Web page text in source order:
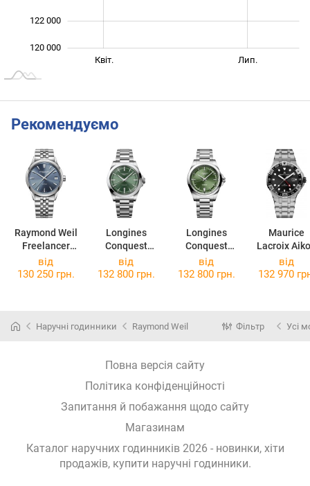
120 000
122 000
Лип.
Квіт.
Рекомендуємо
Raymond Weil
Freelancer
2741-ST-50001
Longines
Conquest
L3.830.4.02.6
Longines
Conquest
L3.720.4.02.6
Maurice
Lacroix
Venturer
AI6158-
від
130 250 грн.
від
132 800 грн.
від
132 800 грн.
від
132 970
Наручні годинники Raymond Weil Фільтр Усі
Повна версія сайту
Політика конфіденційності
Запитання й побажання щодо сайту
Магазинам
Каталог наручних годинників 2026 - новинки, хіти
продажів, купити наручні годинники.